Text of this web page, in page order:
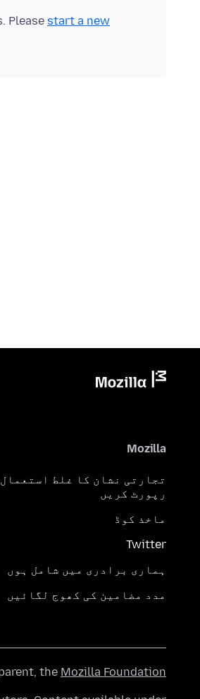
Please start a new
Mozilla
تجارتی نشان کا غلط استعمال
رپورٹ کریں
ماخذ کوڈ
Twitter
ہماری برادری میں شامل ہوں
مدد مضامین کی کھوج لگائیں
the Mozilla Foundation